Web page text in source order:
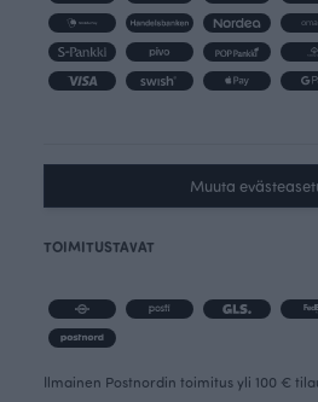
Muuta
TOIMITUSTAVAT
Ilmainen Postnordin toimitus yli 100 €